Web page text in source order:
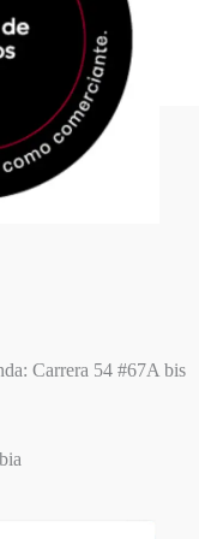
Carrera 54 #67A bis